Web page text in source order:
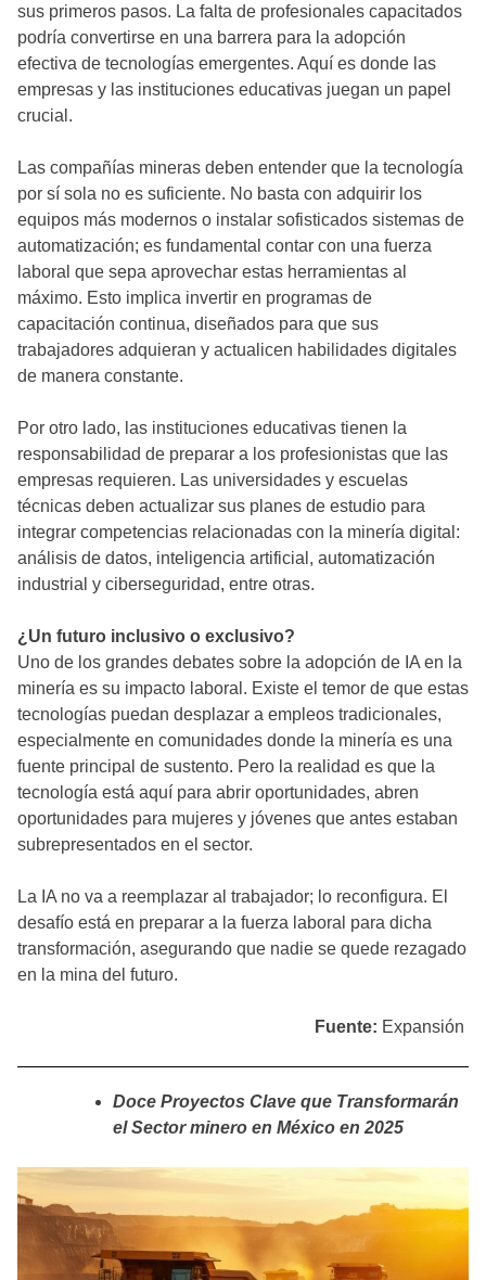
sus primeros pasos. La falta de profesionales capacitados
podría convertirse en una barrera para la adopción
efectiva de tecnologías emergentes. Aquí es donde las
empresas y las instituciones educativas juegan un papel
crucial.
Las compañías mineras deben entender que la tecnología
por sí sola no es suficiente. No basta con adquirir los
equipos más modernos o instalar sofisticados sistemas de
automatización; es fundamental contar con una fuerza
laboral que sepa aprovechar estas herramientas al
máximo. Esto implica invertir en programas de
capacitación continua, diseñados para que sus
trabajadores adquieran y actualicen habilidades digitales
de manera constante.
Por otro lado, las instituciones educativas tienen la
responsabilidad de preparar a los profesionistas que las
empresas requieren. Las universidades y escuelas
técnicas deben actualizar sus planes de estudio para
integrar competencias relacionadas con la minería digital:
análisis de datos, inteligencia artificial, automatización
industrial y ciberseguridad, entre otras.
¿Un futuro inclusivo o exclusivo?
Uno de los grandes debates sobre la adopción de IA en la
minería es su impacto laboral. Existe el temor de que estas
tecnologías puedan desplazar a empleos tradicionales,
especialmente en comunidades donde la minería es una
fuente principal de sustento. Pero la realidad es que la
tecnología está aquí para abrir oportunidades, abren
oportunidades para mujeres y jóvenes que antes estaban
subrepresentados en el sector.
La IA no va a reemplazar al trabajador; lo reconfigura. El
desafío está en preparar a la fuerza laboral para dicha
transformación, asegurando que nadie se quede rezagado
en la mina del futuro.
Fuente: Expansión
Doce Proyectos Clave que Transformarán
el Sector minero en México en 2025